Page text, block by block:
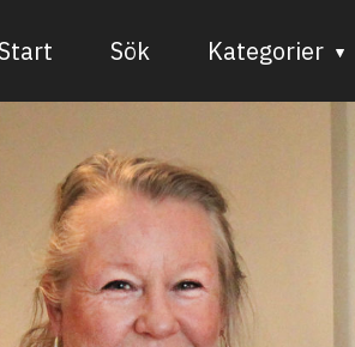
Sök Kategorier
Dans
Musik
Teater